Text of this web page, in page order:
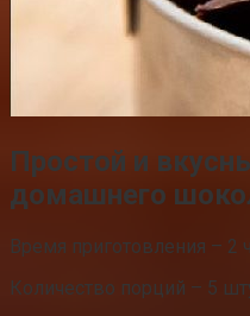
Простой и
домашнего
Время приготовления – 2
Количество порций – 5